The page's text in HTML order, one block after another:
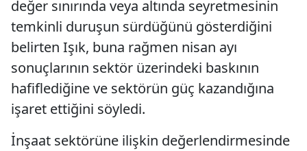
değer sınırında veya altında seyretmesinin
temkinli duruşun sürdüğünü gösterdiğini
belirten Işık, buna rağmen nisan ayı
sonuçlarının sektör üzerindeki baskının
hafiflediğine ve sektörün güç kazandığına
işaret ettiğini söyledi.
İnşaat sektörüne ilişkin değerlendirmesinde